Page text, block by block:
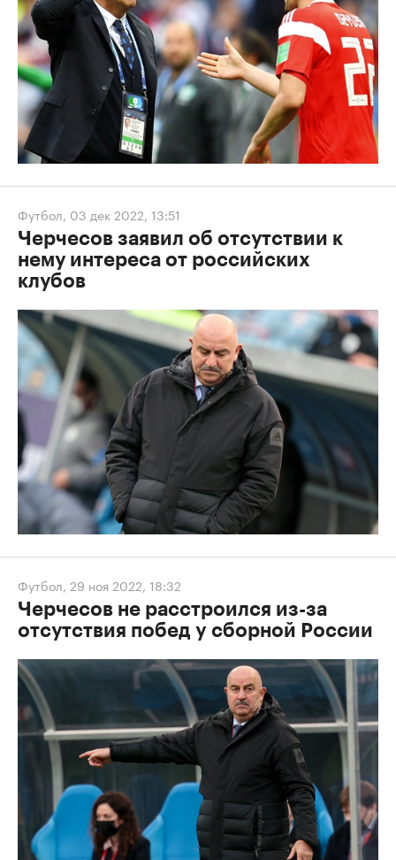
Футбол, 03 дек 2022, 13:51
Черчесов заявил об отсутствии к
нему интереса от российских
клубов
Футбол, 29 ноя 2022, 18:32
Черчесов не расстроился из-за
отсутствия побед у сборной России